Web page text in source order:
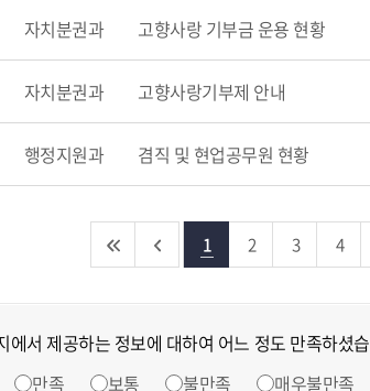
자치분권과 고향사랑 기부금 운용 현황
자치분권과 고향사랑기부제 안내
행정지원과 겸직 및 현업공무원 현황
1 2 3 4
에서 제공하는 정보에 대하여 어느 정도 만족하셨
만족 보통 불만족 매우불만족